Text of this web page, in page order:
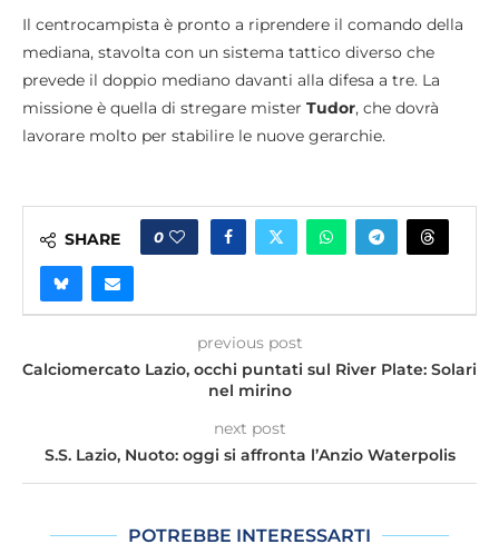
Il centrocampista è pronto a riprendere il comando della
mediana, stavolta con un sistema tattico diverso che
prevede il doppio mediano davanti alla difesa a tre. La
missione è quella di stregare mister Tudor, che dovrà
lavorare molto per stabilire le nuove gerarchie.
SHARE 0
previous post
Calciomercato Lazio, occhi puntati sul River Plate: Solari
nel mirino
next post
S.S. Lazio, Nuoto: oggi si affronta l’Anzio Waterpolis
POTREBBE INTERESSARTI